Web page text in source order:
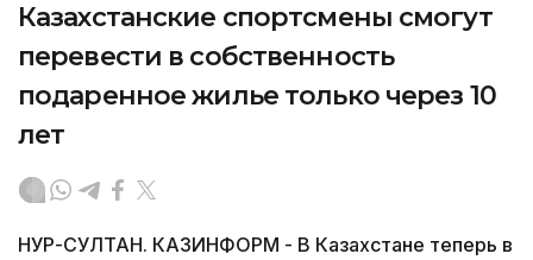
Казахстанские спортсмены смогут
перевести в собственность
подаренное жилье только через 10
лет
НУР-СУЛТАН. КАЗИНФОРМ - В Казахстане теперь в